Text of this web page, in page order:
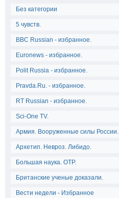
Без категории
5 чувств.
BBC Russian - избранное.
Euronews - избранное.
Polit Russia - избранное.
Pravda.Ru. - избранное.
RT Russian - избранное.
Sci-One TV.
Армия. Вооруженные силы России.
Архетип. Невроз. Либидо.
Большая наука. ОТР.
Британские ученые доказали.
Вести недели - Избранное